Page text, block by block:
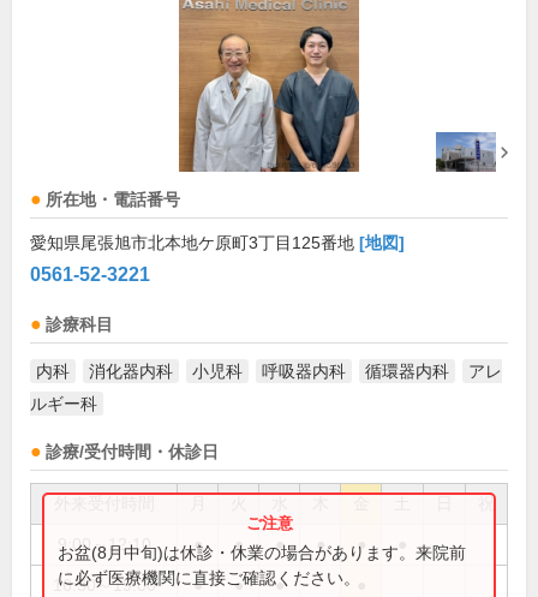
所在地・電話番号
愛知県尾張旭市北本地ケ原町3丁目125番地 [地図]
0561-52-3221
診療科目
内科 消化器内科 小児科 呼吸器内科 循環器内科
アレ
ルギー科
診療/受付時間・休診日
祝
9:00～12:10 ● ● ● ● ●
16:30～19:00 ● ● ●
お盆(8月中旬)は休診・休業の場合があります。来院前
に必ず医療機関に直接ご確認ください。